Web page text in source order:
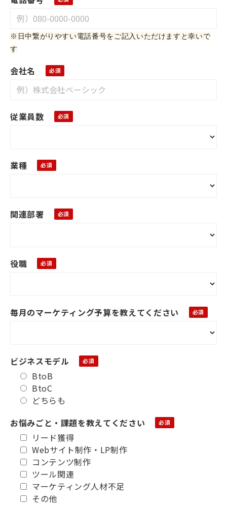
※日中繋がりやすい電話番号をご記入いただけますと幸いで
す
会社名
従業員数
業種
関連部署
役職
毎月のマーケティング予算を教えてください
ビジネスモデル
BtoB
BtoC
どちらも
お悩みごと・課題を教えてください
リード獲得
Webサイト制作・LP制作
コンテンツ制作
ツール関連
マーケティング人材不足
その他